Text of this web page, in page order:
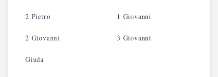
2 Pietro 1 Giovanni
2 Giovanni 3 Giovanni
Giuda